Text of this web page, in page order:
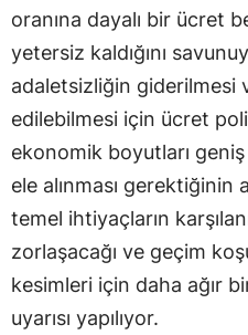
oranına dayalı bir ücret
yetersiz kaldığını
adaletsizliğin giderilmesi
edilebilmesi için ücret
ekonomik boyutları
ele alınması gerektiğinin
temel ihtiyaçların
zorlaşacağı ve geçim
kesimleri için daha ağır
uyarısı yapılıyor.